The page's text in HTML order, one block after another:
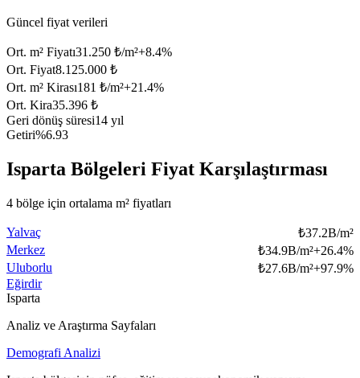
Güncel fiyat verileri
Ort. m² Fiyatı31.250 ₺/m²+8.4%
Ort. Fiyat8.125.000 ₺
Ort. m² Kirası181 ₺/m²+21.4%
Ort. Kira35.396 ₺
Geri dönüş süresi14 yıl
Getiri%6.93
Isparta Bölgeleri Fiyat Karşılaştırması
4 bölge için ortalama m² fiyatları
Yalvaç ₺37.2B/m²
Merkez
₺34.9B/m²+26.4%
Uluborlu
₺27.6B/m²+97.9%
Eğirdir
Isparta
Analiz ve Araştırma Sayfaları
Demografi Analizi